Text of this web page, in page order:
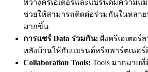
หว่างครีเอเตอร์และแบรนด์มีความแ
ช่วยให้สามารถติดต่อร่วมกันในหลาย
มากขึ้น
การแชร์ Data ร่วมกัน: ฝั่งครีเอเตอร์
หลังบ้านให้กับแบรนด์หรือพาร์ตเนอร์
Collaboration Tools: Tools มากมาย